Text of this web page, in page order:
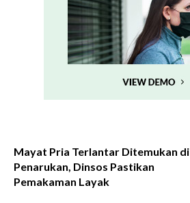
Mayat Pria Terlantar Ditemukan di
Penarukan, Dinsos Pastikan
Pemakaman Layak